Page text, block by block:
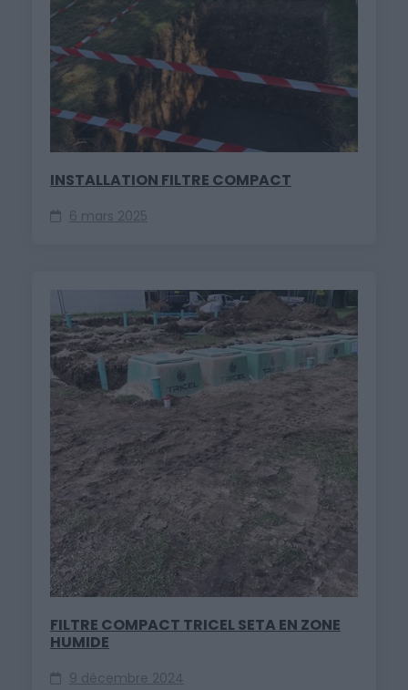
INSTALLATION FILTRE COMPACT
6 mars 2025
FILTRE COMPACT TRICEL SETA EN ZONE
HUMIDE
9 décembre 2024